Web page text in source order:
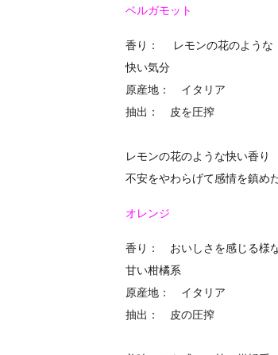
ベルガモット
香り： レモンの花のような
快い気分
原産地： イタリア
抽出： 皮を圧搾
レモンの花のような快い香り
不安をやわらげて感情を鎮め
オレンジ
香り： おいしさを感じる様
甘い柑橘系
原産地： イタリア
抽出： 皮の圧搾